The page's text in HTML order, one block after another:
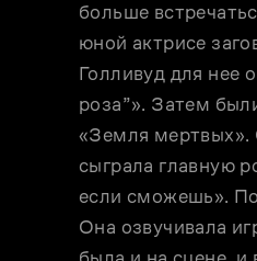
больше
юной актрисе
Голливуд для нее
роза”». Затем
«Земля мертвых».
сыграла главную
если сможешь».
Она озвучивала